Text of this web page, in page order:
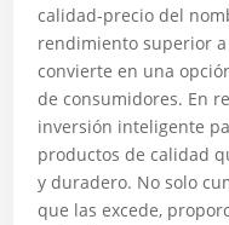
calidad-precio del
rendimiento superior
convierte en una
de consumidores. En
inversión inteligente
productos de calidad
y duradero. No solo
que las excede,